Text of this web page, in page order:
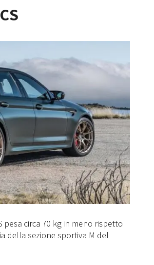
pesa circa 70 kg in meno rispetto
della sezione sportiva M del